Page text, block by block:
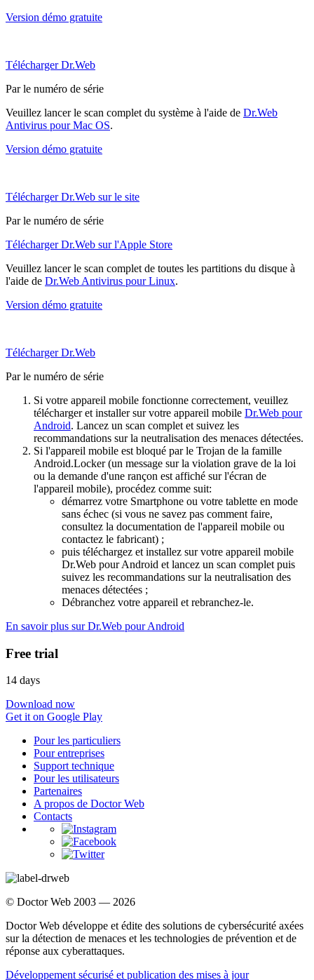
Version démo gratuite
Télécharger Dr.Web
Par le numéro de série
Veuillez lancer le scan complet du système à l'aide de Dr.Web
Antivirus pour Mac OS.
Version démo gratuite
Télécharger Dr.Web sur le site
Par le numéro de série
Télécharger Dr.Web sur l'Apple Store
Veuillez lancer le scan complet de toutes les partitions du disque à
l'aide de Dr.Web Antivirus pour Linux.
Version démo gratuite
Télécharger Dr.Web
Par le numéro de série
Si votre appareil mobile fonctionne correctement, veuillez
télécharger et installer sur votre appareil mobile Dr.Web pour
Android. Lancez un scan complet et suivez les
recommandations sur la neutralisation des menaces détectées.
Si l'appareil mobile est bloqué par le Trojan de la famille
Android.Locker (un message sur la violation grave de la loi
ou la demande d'une rançon est affiché sur l'écran de
l'appareil mobile), procédez comme suit:
démarrez votre Smartphone ou votre tablette en mode
sans échec (si vous ne savez pas comment faire,
consultez la documentation de l'appareil mobile ou
contactez le fabricant) ;
puis téléchargez et installez sur votre appareil mobile
Dr.Web pour Android et lancez un scan complet puis
suivez les recommandations sur la neutralisation des
menaces détectées ;
Débranchez votre appareil et rebranchez-le.
En savoir plus sur Dr.Web pour Android
Free trial
14 days
Download now
Get it on Google Play
Pour les particuliers
Pour entreprises
Support technique
Pour les utilisateurs
Partenaires
A propos de Doctor Web
Contacts
© Doctor Web 2003 — 2026
Doctor Web développe et édite des solutions de cybersécurité axées
sur la détection de menaces et les technologies de prévention et de
réponse aux cyberattaques.
Développement sécurisé et publication des mises à jour